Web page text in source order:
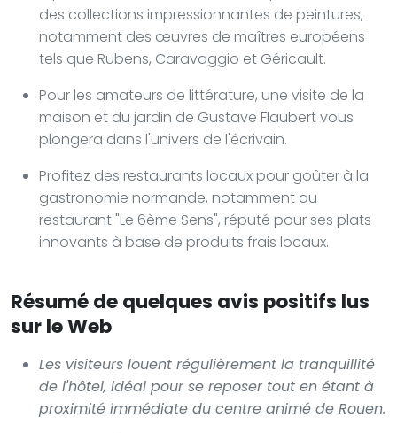
des collections impressionnantes de peintures,
notamment des œuvres de maîtres européens
tels que Rubens, Caravaggio et Géricault.
Pour les amateurs de littérature, une visite de la
maison et du jardin de Gustave Flaubert vous
plongera dans l'univers de l'écrivain.
Profitez des restaurants locaux pour goûter à la
gastronomie normande, notamment au
restaurant "Le 6ème Sens", réputé pour ses plats
innovants à base de produits frais locaux.
Résumé de quelques avis positifs lus
sur le Web
Les visiteurs louent régulièrement la tranquillité
de l'hôtel, idéal pour se reposer tout en étant à
proximité immédiate du centre animé de Rouen.